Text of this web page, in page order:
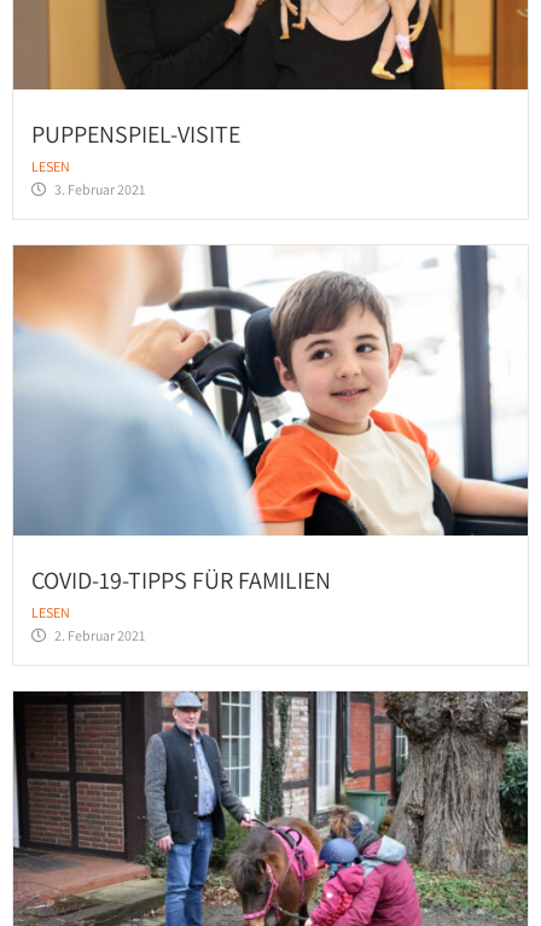
PUPPENSPIEL-VISITE
LESEN
3. Februar 2021
COVID-19-TIPPS FÜR FAMILIEN
LESEN
2. Februar 2021